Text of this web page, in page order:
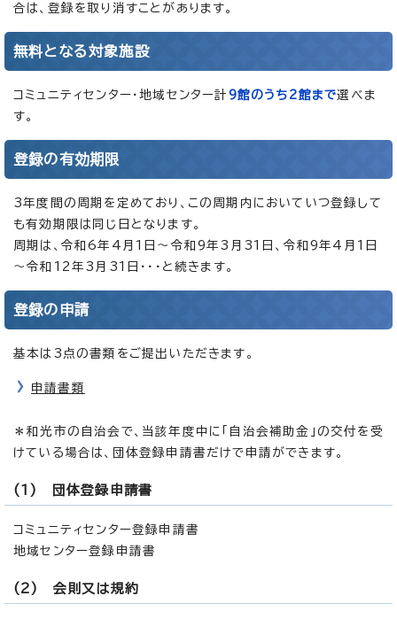
合は、登録を取り消すことがあります。
無料となる対象施設
コミュニティセンター・地域センター計 9館のうち2館まで選べま
す。
登録の有効期限
3年度間の周期を定めており、この周期内においていつ登録して
も有効期限は同じ日となります。
周期は、令和6年4月1日～令和9年3月31日、令和9年4月1日
～令和12年3月31日・・・と続きます。
登録の申請
基本は3点の書類をご提出いただきます。
申請書類
＊和光市の自治会で、当該年度中に「自治会補助金」の交付を受
けている場合は、団体登録申請書だけで申請ができます。
(1) 団体登録申請書
コミュニティセンター登録申請書
地域センター登録申請書
(2) 会則又は規約